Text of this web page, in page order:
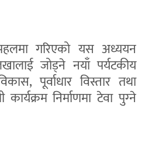
गरिएको यस अध्ययन
जोड्ने नयाँ पर्यटकीय
पूर्वाधार विस्तार तथा
कार्यक्रम निर्माणमा टेवा पुग्‍ने